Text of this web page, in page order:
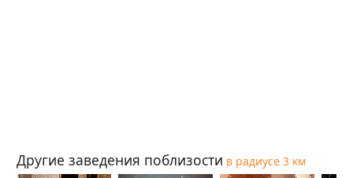
Другие заведения поблизости в радиусе 3 км